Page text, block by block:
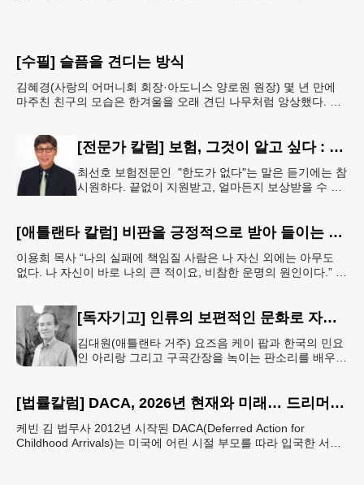
[수필] 슬픔을 견디는 방식
김혜경(사랑의 어머니회 회장·아도니스 양로원 원장) 몇 년 만에
마주친 친구의 모습은 한겨울을 오래 견딘 나무처럼 앙상했다. 핏
[전문가 칼럼] 보험, 그것이 알고 싶다 : 주택보험, 보상 한도액은 얼마나 가입해야 할까?
최선호 보험전문인 "한도가 없다"는 말은 듣기에는 참
시원하다. 끝없이 지원받고, 얼마든지 보상받을 수 있
[애틀랜타 칼럼] 비판을 긍정적으로 받아 들이는 마음
이용희 목사 “나의 실패에 책임질 사람은 나 자신 외에는 아무도
없다. 나 자신이 바로 나의 큰 적이요, 비참한 운명의 원인이다.” 이
[독자기고] 인류의 보편적인 문화로 자리매김 한 K-컬쳐
김대원(애틀랜타 거주) 요즈음 케이 팝과 한국의 민요
인 아리랑 그리고 구곡간장을 녹이는 판소리를 배우고
[법률칼럼] DACA, 2026년 현재와 미래… 드리머들의 선택은 무엇인가
케빈 김 법무사 2012년 시작된 DACA(Deferred Action for
Childhood Arrivals)는 미국에 어린 시절 부모를 따라 입국한 서류